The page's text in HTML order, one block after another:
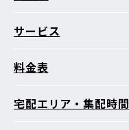
サービス
料金表
宅配エリア・集配時間